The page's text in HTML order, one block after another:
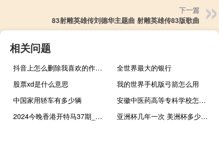
下一篇
83射雕英雄传刘德华主题曲 射雕英雄传83版歌曲
相关问题
抖音上怎么删除我喜欢的作品 抖音怎么一键清空喜欢
全世界最大的银行
股票xd是什么意思
我的世界手机版弓箭怎么用
中国家用轿车有多少辆
安徽中医药高等专科学校怎么样 安徽中医药高等专科学校
2024今晚香港开特马37期_作答解释落实的民间信仰_手机版061.418
亚洲杯几年一次 美洲杯多少年一次